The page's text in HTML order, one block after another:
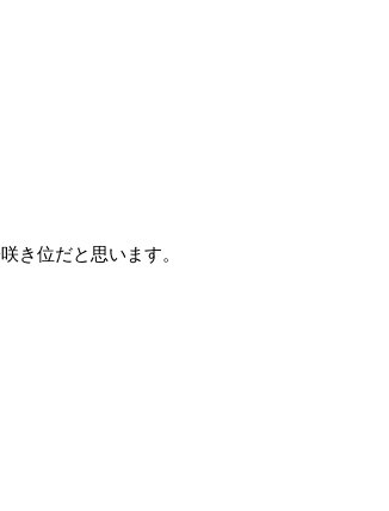
き位だと思います。